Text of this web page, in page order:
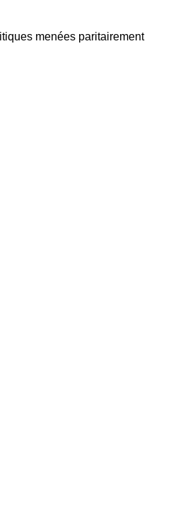
menées paritairement